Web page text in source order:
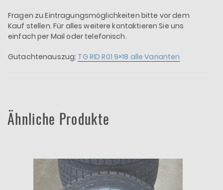
Fragen zu Eintragungsmöglichkeiten bitte vor dem
Kauf stellen. Für alles weitere kontaktieren Sie uns
einfach per Mail oder telefonisch.
Gutachtenauszug: TG RID R01 9×18 alle Varianten
Ähnliche Produkte